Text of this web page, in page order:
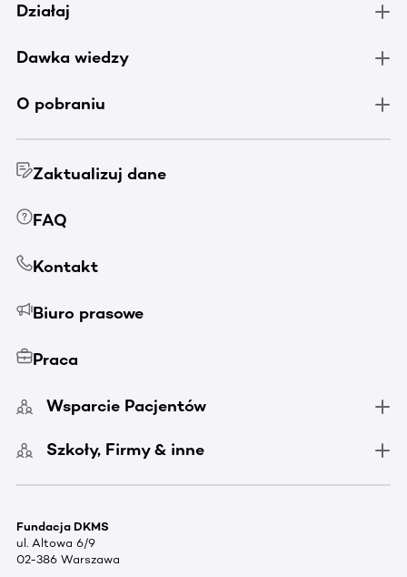
Działaj
Dawka wiedzy
O pobraniu
Zaktualizuj dane
FAQ
Kontakt
Biuro prasowe
Praca
Wsparcie Pacjentów
Szkoły, Firmy & inne
Fundacja DKMS
ul. Altowa 6/9
02-386 Warszawa